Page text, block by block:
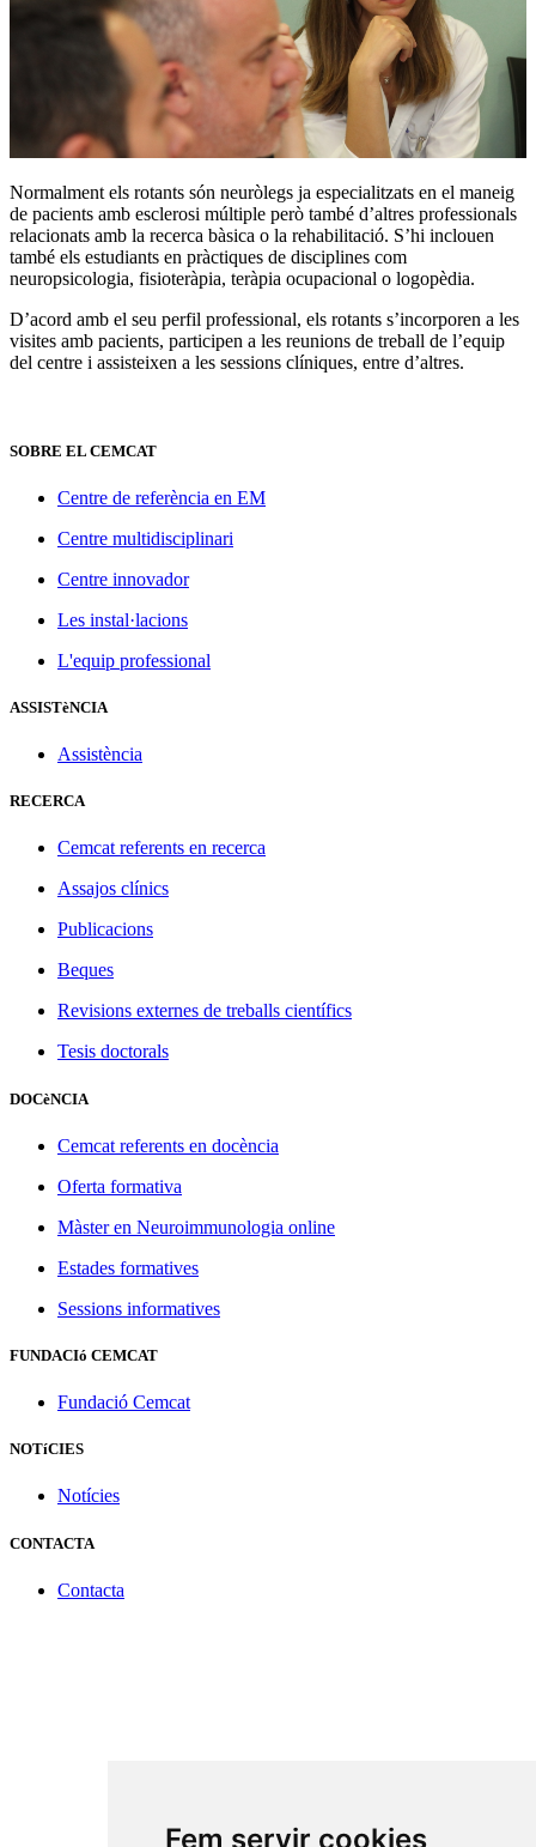
Fem servir cookies
Normalment els rotants són neuròlegs ja especialitzats en el maneig
de pacients amb esclerosi múltiple però també d’altres professionals
relacionats amb la recerca bàsica o la rehabilitació. S’hi inclouen
també els estudiants en pràctiques de disciplines com
neuropsicologia, fisioteràpia, teràpia ocupacional o logopèdia.
D’acord amb el seu perfil professional, els rotants s’incorporen a les
visites amb pacients, participen a les reunions de treball de l’equip
del centre i assisteixen a les sessions clíniques, entre d’altres.
SOBRE EL CEMCAT
Centre de referència en EM
Centre multidisciplinari
Centre innovador
Les instal·lacions
L'equip professional
ASSISTèNCIA
Assistència
RECERCA
Cemcat referents en recerca
Assajos clínics
Publicacions
Beques
Revisions externes de treballs científics
Tesis doctorals
DOCèNCIA
Cemcat referents en docència
Oferta formativa
Màster en Neuroimmunologia online
Estades formatives
Sessions informatives
FUNDACIó CEMCAT
Fundació Cemcat
NOTíCIES
Notícies
CONTACTA
Contacta